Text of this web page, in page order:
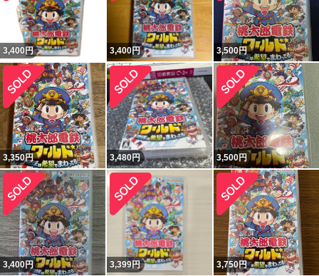
3,400円 3,400円 3,500円
3,350円 3,480円 3,500円
3,400円 3,399円 3,750円